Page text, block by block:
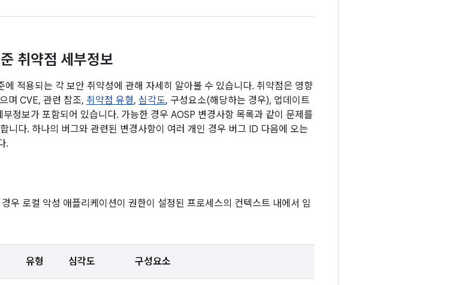
취약점 세부정보
적용되는 각 보안 취약성에 관해 자세히 알아볼 수 있습니다. 취약점은 영향
며 CVE, 관련 참조, 취약점 유형, 심각도, 구성요소(해당하는 경우), 업데이트
정보가 포함되어 있습니다. 가능한 경우 AOSP 변경사항 목록과 같이 문제를
니다. 하나의 버그와 관련된 변경사항이 여러 개인 경우 버그 ID 다음에 오는
.
우 로컬 악성 애플리케이션이 권한이 설정된 프로세스의 컨텍스트 내에서 임
유형 심각도 구성요소